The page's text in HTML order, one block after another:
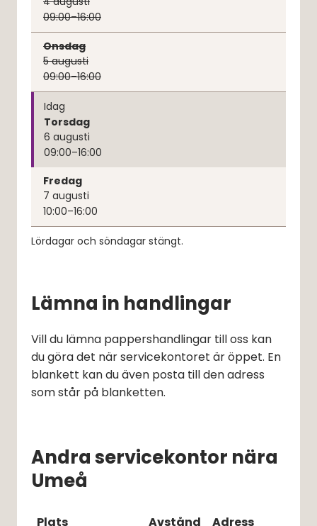
09:00–16:00
Onsdag
5augusti
09:00–16:00
Idag
Torsdag
6 augusti
09:00–16:00
Fredag
7 augusti
10:00–16:00
Lördagar och söndagar stängt.
Lämna in handlingar
Vill du lämna pappershandlingar till oss kan
du göra det när servicekontoret är öppet. En
blankett kan du även posta till den adress
som står på blanketten.
Andra servicekontor nära
Umeå
Plats Avstånd
Adress